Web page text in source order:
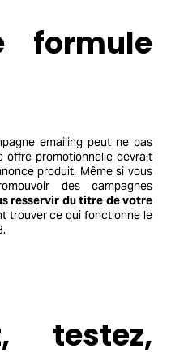
formule
emailing peut ne pas
offre promotionnelle devrait
produit. Même si vous
des campagnes
resservir du titre de votre
trouver ce qui fonctionne le
testez,